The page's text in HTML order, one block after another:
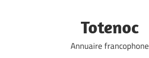
Totenoc
Annuaire francophone